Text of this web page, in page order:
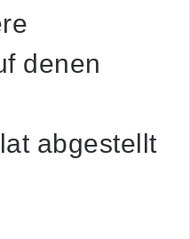
denen
abgestellt